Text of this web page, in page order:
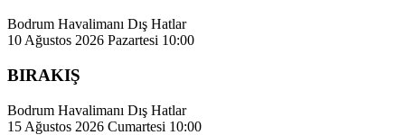
Bodrum Havalimanı Dış Hatlar
10 Ağustos 2026 Pazartesi 10:00
BIRAKIŞ
Bodrum Havalimanı Dış Hatlar
15 Ağustos 2026 Cumartesi 10:00